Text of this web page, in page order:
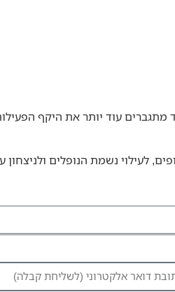
עוד יותר את היקף
לעילוי נשמת הנופלים ולניצחון